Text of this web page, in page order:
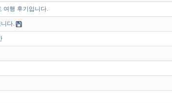
여행 후기입니다.
다.